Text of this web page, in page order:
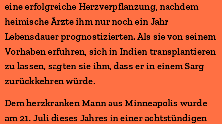
eine erfolgreiche Herzverpflanzung, nachdem
heimische Ärzte ihm nur noch ein Jahr
Lebensdauer prognostizierten. Als sie von seinem
Vorhaben erfuhren, sich in Indien transplantieren
zu lassen, sagten sie ihm, dass er in einem Sarg
zurückkehren würde.
Dem herzkranken Mann aus Minneapolis wurde
am 21. Juli dieses Jahres in einer achtstündigen